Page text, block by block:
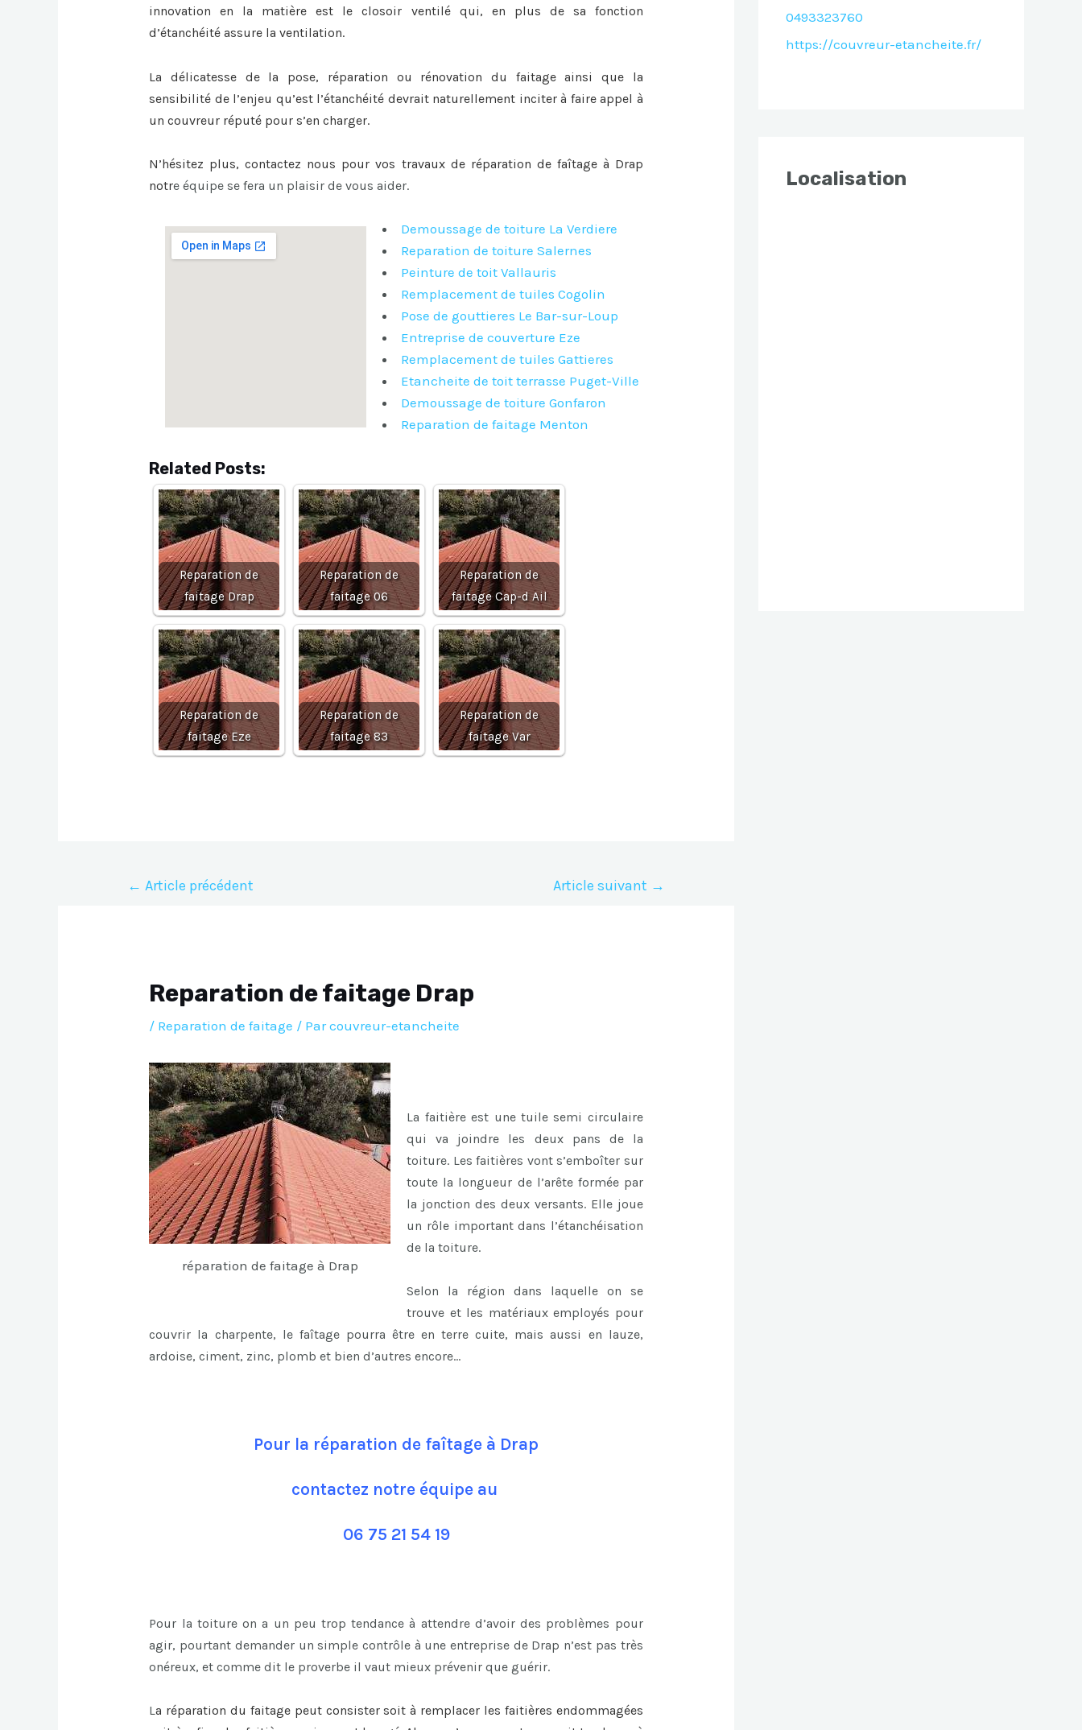
innovation en la matière est le closoir ventilé qui, en plus de sa fonction
d’étanchéité assure la ventilation.
La délicatesse de la pose, réparation ou rénovation du faitageainsi que la
sensibilité de l’enjeu qu’est l’étanchéité devrait naturellement inciter à faire appel à
un couvreur réputé pour s’en charger.
N’hésitez plus, contactez nous pour vos travaux de réparation de faîtage à Drap
notre équipe se fera un plaisir de vous aider.
Demoussage de toiture La Verdiere
Reparation de toiture Salernes
Peinture de toit Vallauris
Remplacement de tuiles Cogolin
Pose de gouttieres Le Bar-sur-Loup
Entreprise de couverture Eze
Remplacement de tuiles Gattieres
Etancheite de toit terrasse Puget-Ville
Demoussage de toiture Gonfaron
Reparation de faitage Menton
Related Posts:
Reparation de
faitage Drap
Reparation de
faitage 06
Reparation de
faitage Cap-d Ail
Reparation de
faitage Eze
Reparation de
faitage 83
Reparation de
faitage Var
Navigation
← Article précédent Article suivant →
Reparation de faitage Drap
/ Reparation de faitage / Parcouvreur-etancheite
réparation de faitage à Drap
La faitière est une tuile semi circulaire
qui va joindre les deux pans de la
toiture. Les faitières vont s’emboîter sur
toute la longueur de l’arête formée par
la jonction des deux versants. Elle joue
un rôle important dans l’étanchéisation
de la toiture.
Selon la région dans laquelle on se
trouve et les matériaux employés pour
couvrir la charpente, le faîtage pourra être en terre cuite, mais aussi en lauze,
ardoise, ciment, zinc, plomb et bien d’autres encore…
Pour la réparation de faîtage à Drap
contactez notre équipe au
06 75 21 54 19
Pour la toiture on a un peu trop tendance à attendre d’avoir des problèmes pour
agir, pourtant demander un simple contrôle à une entreprise de Drap n’est pas très
onéreux, et comme dit le proverbe il vaut mieux prévenir que guérir.
La réparation du faitage peut consister soit à remplacer les faitières endommagées
0493323760
https://couvreur-etancheite.fr/
Localisation